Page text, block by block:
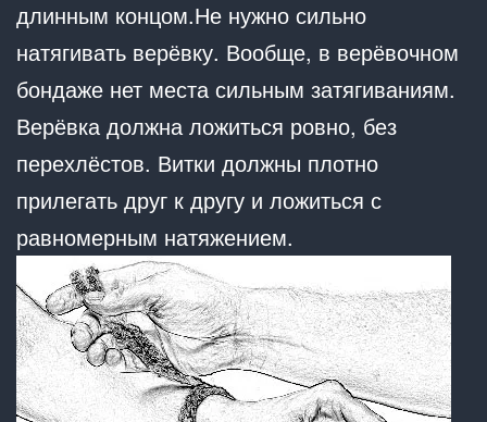
длинным концом.Не нужно сильно
натягивать верёвку. Вообще, в верёвочном
бондаже нет места сильным затягиваниям.
Верёвка должна ложиться ровно, без
перехлёстов. Витки должны плотно
прилегать друг к другу и ложиться с
равномерным натяжением.